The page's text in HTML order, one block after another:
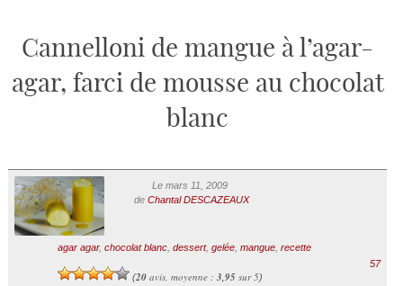
Cannelloni de mangue à l’agar-
agar, farci de mousse au chocolat
blanc
Le mars 11, 2009
de Chantal DESCAZEAUX
agar agar, chocolat blanc, dessert, gelée, mangue, recette
(20avis, moyenne : 3,95sur 5)
57